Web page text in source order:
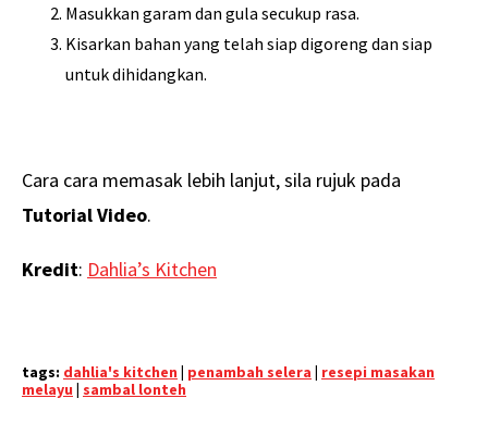
Masukkan garam dan gula secukup rasa.
Kisarkan bahan yang telah siap digoreng dan siap
untuk dihidangkan.
Cara cara memasak lebih lanjut, sila rujuk pada
Tutorial Video.
Kredit: Dahlia’s Kitchen
tags: dahlia's kitchen penambah selera
resepi masakan
melayu
sambal lonteh